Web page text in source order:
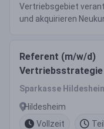
Vertriebsgebiet
und akquirieren
Referent (m/w/d)
Vertriebsstrategie
Sparkasse
Hildesheim
Vollzeit